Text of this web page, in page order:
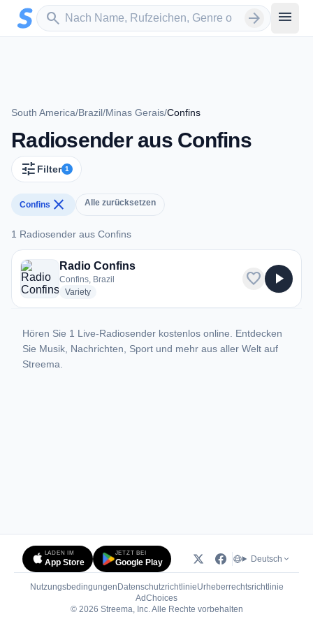
Zum Hauptinhalt springen
search
Sender suchen arrow_forward menu
South America/Brazil/Minas Gerais/Confins
Radiosender aus Confins
tune Filter 1
Confins close Alle zurücksetzen
1 Radiosender aus Confins
1 Radiosender aus Confins
Radio Confins
Confins, Brazil
Varietyradio stations
favorite play_arrow
Hören Sie 1 Live-Radiosender kostenlos online. Entdecken
Sie Musik, Nachrichten, Sport und mehr aus aller Welt auf
Streema.
LADEN IM
App Store
JETZT BEI
Google Play Deutsch
Nutzungsbedingungen DatenschutzrichtlinieUrheberrechtsrichtlinie
AdChoices(öffnet in neuem Tab)
© 2026 Streema, Inc. Alle Rechte vorbehalten